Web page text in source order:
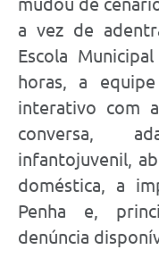
a vez de
Escola
horas, a
interativo com
conversa,
infantojuvenil,
doméstica, a
Penha e,
denúncia